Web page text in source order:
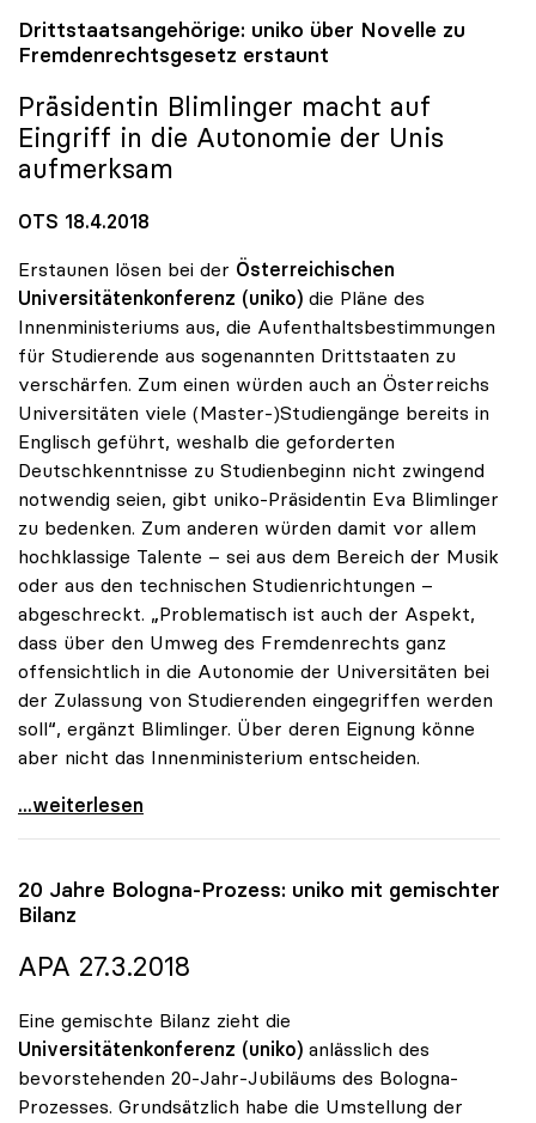
Drittstaatsangehörige: uniko über Novelle zu
Fremdenrechtsgesetz erstaunt
Präsidentin Blimlinger macht auf
Eingriff in die Autonomie der Unis
aufmerksam
OTS 18.4.2018
Erstaunen lösen bei der Österreichischen
Universitätenkonferenz (uniko) die Pläne des
Innenministeriums aus, die Aufenthaltsbestimmungen
für Studierende aus sogenannten Drittstaaten zu
verschärfen. Zum einen würden auch an Österreichs
Universitäten viele (Master-)Studiengänge bereits in
Englisch geführt, weshalb die geforderten
Deutschkenntnisse zu Studienbeginn nicht zwingend
notwendig seien, gibt uniko-Präsidentin Eva Blimlinger
zu bedenken. Zum anderen würden damit vor allem
hochklassige Talente – sei aus dem Bereich der Musik
oder aus den technischen Studienrichtungen –
abgeschreckt. „Problematisch ist auch der Aspekt,
dass über den Umweg des Fremdenrechts ganz
offensichtlich in die Autonomie der Universitäten bei
der Zulassung von Studierenden eingegriffen werden
soll“, ergänzt Blimlinger. Über deren Eignung könne
aber nicht das Innenministerium entscheiden.
Drittstaatsangehörige: uniko über Novelle zu
...weiterlesen
20 Jahre Bologna-Prozess: uniko mit gemischter
Bilanz
APA 27.3.2018
Eine gemischte Bilanz zieht die
Universitätenkonferenz (uniko) anlässlich des
bevorstehenden 20-Jahr-Jubiläums des Bologna-
Prozesses. Grundsätzlich habe die Umstellung der